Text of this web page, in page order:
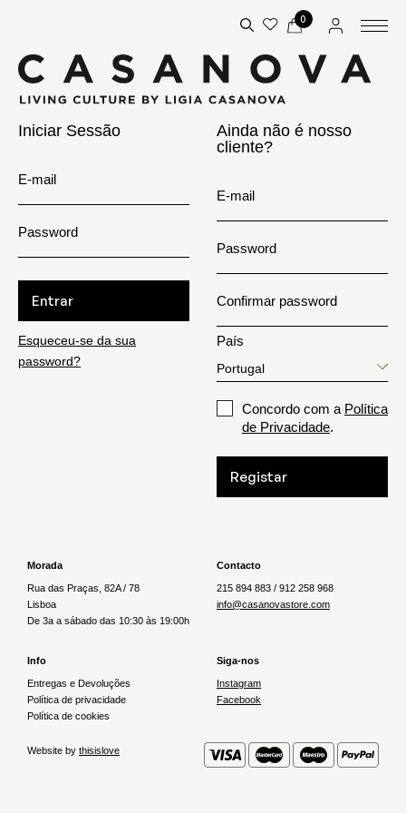
0
Iniciar Sessão
E-mail
Password
Entrar
Esqueceu-se da sua
password?
Ainda não é nosso
cliente?
E-mail
Password
Confirmar password
País
Concordo com a Política
de Privacidade.
Registar
Morada
Rua das Praças, 82A / 78
Lisboa
De 3a a sábado das 10:30 às 19:00h
Contacto
215 894 883 / 912 258 968
info@casanovastore.com
Info
Entregas e Devoluções
Política de privacidade
Política de cookies
Siga-nos
Instagram
Facebook
Website by thisislove